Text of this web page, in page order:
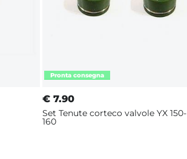
€ 7.90
Set Tenute corteco valvole YX 150-
160